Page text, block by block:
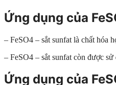
Ứng dụng của
– FeSO4 – sắt sunfat là chất hóa
– FeSO4 – sắt sunfat còn được
Ứng dụng của